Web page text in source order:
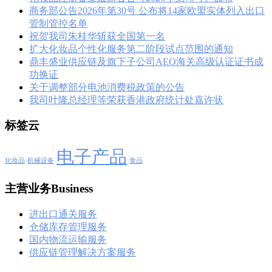
商务部公告2026年第30号 公布将14家欧盟实体列入出口
管制管控名单
祝贺我司朱桂华斩获全国第一名
扩大化妆品个性化服务第二阶段试点范围的通知
鼎丰盛业供应链及旗下子公司AEO海关高级认证证书成
功换证
关于调整部分电池消费税政策的公告
我司叶隆总经理等荣获香港政府统计处嘉许状
标签云
化妆品 机械设备 电子产品 食品
主营业务Business
进出口通关服务
仓储库存管理服务
国内物流运输服务
供应链管理解决方案服务